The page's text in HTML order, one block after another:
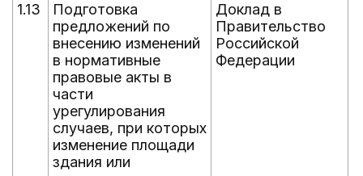
1.13
Подготовка
предложений по
внесению изменений
в нормативные
правовые акты в
части
урегулирования
случаев, при которых
изменение площади
здания или
Доклад в
Правительство
Российской
Федерации